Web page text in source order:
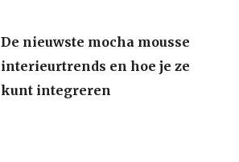
De nieuwste mocha mousse
interieurtrends en hoe je ze
kunt integreren